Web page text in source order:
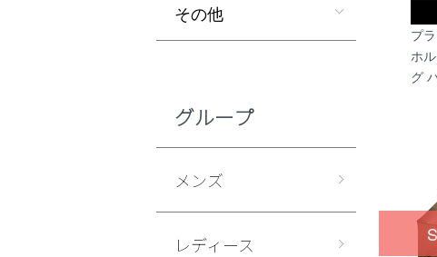
プ
ホ
グ
その他
グループ
メンズ
レディース